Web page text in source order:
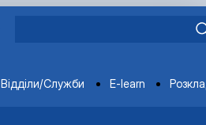
Відділи/Служби E-learn